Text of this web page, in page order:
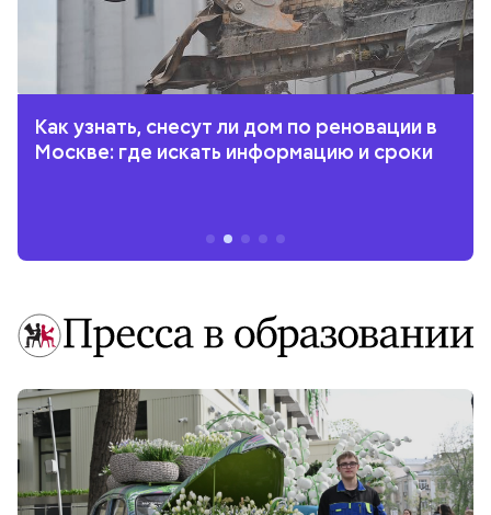
Как узнать, снесут ли дом по реновации в
Москве: где искать информацию и сроки